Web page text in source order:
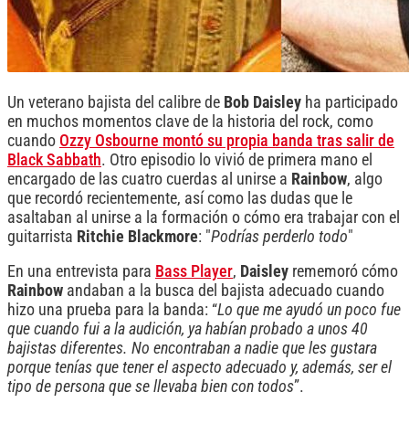
Un veterano bajista del calibre de Bob Daisley ha participado
en muchos momentos clave de la historia del rock, como
cuando Ozzy Osbourne montó su propia banda tras salir de
Black Sabbath. Otro episodio lo vivió de primera mano el
encargado de las cuatro cuerdas al unirse a Rainbow, algo
que recordó recientemente, así como las dudas que le
asaltaban al unirse a la formación o cómo era trabajar con el
guitarrista Ritchie Blackmore: "Podrías perderlo todo"
En una entrevista para Bass Player, Daisley rememoró cómo
Rainbow andaban a la busca del bajista adecuado cuando
hizo una prueba para la banda: “Lo que me ayudó un poco fue
que cuando fui a la audición, ya habían probado a unos 40
bajistas diferentes. No encontraban a nadie que les gustara
porque tenías que tener el aspecto adecuado y, además, ser el
tipo de persona que se llevaba bien con todos”.